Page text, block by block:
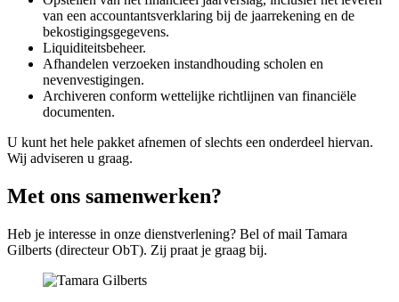
van een accountantsverklaring bij de jaarrekening en de
bekostigingsgegevens.
Liquiditeitsbeheer.
Afhandelen verzoeken instandhouding scholen en
nevenvestigingen.
Archiveren conform wettelijke richtlijnen van financiële
documenten.
U kunt het hele pakket afnemen of slechts een onderdeel hiervan.
Wij adviseren u graag.
Met ons samenwerken?
Heb je interesse in onze dienstverlening? Bel of mail Tamara
Gilberts (directeur ObT). Zij praat je graag bij.